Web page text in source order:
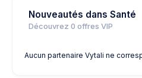
Nouveautés dans Santé
Découvrez 0 offres VIP
Aucun partenaire Vytali ne